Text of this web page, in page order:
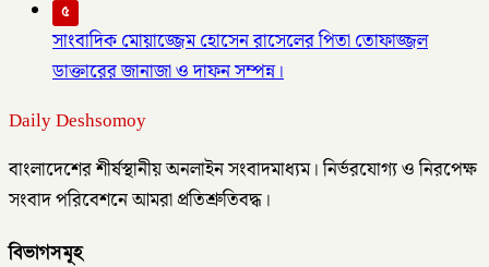
৫
সাংবাদিক মোয়াজ্জেম হোসেন রাসেলের পিতা তোফাজ্জল
ডাক্তারের জানাজা ও দাফন সম্পন্ন।
Daily Deshsomoy
বাংলাদেশের শীর্ষস্থানীয় অনলাইন সংবাদমাধ্যম। নির্ভরযোগ্য ও নিরপেক্ষ
সংবাদ পরিবেশনে আমরা প্রতিশ্রুতিবদ্ধ।
বিভাগসমূহ